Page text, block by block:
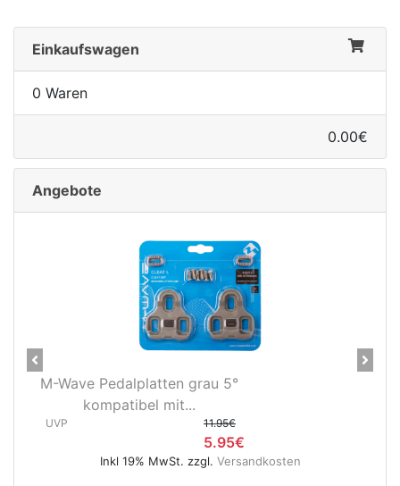
Einkaufswagen
0 Waren
0.00€
Angebote
M-Wave Pedalplatten grau 5°
kompatibel mit...
UVP 11.95€
5.95€
Inkl 19% MwSt. zzgl. Versandkosten
Previous Next